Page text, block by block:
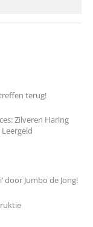
terug!
Zilveren Haring
door Jumbo de Jong!